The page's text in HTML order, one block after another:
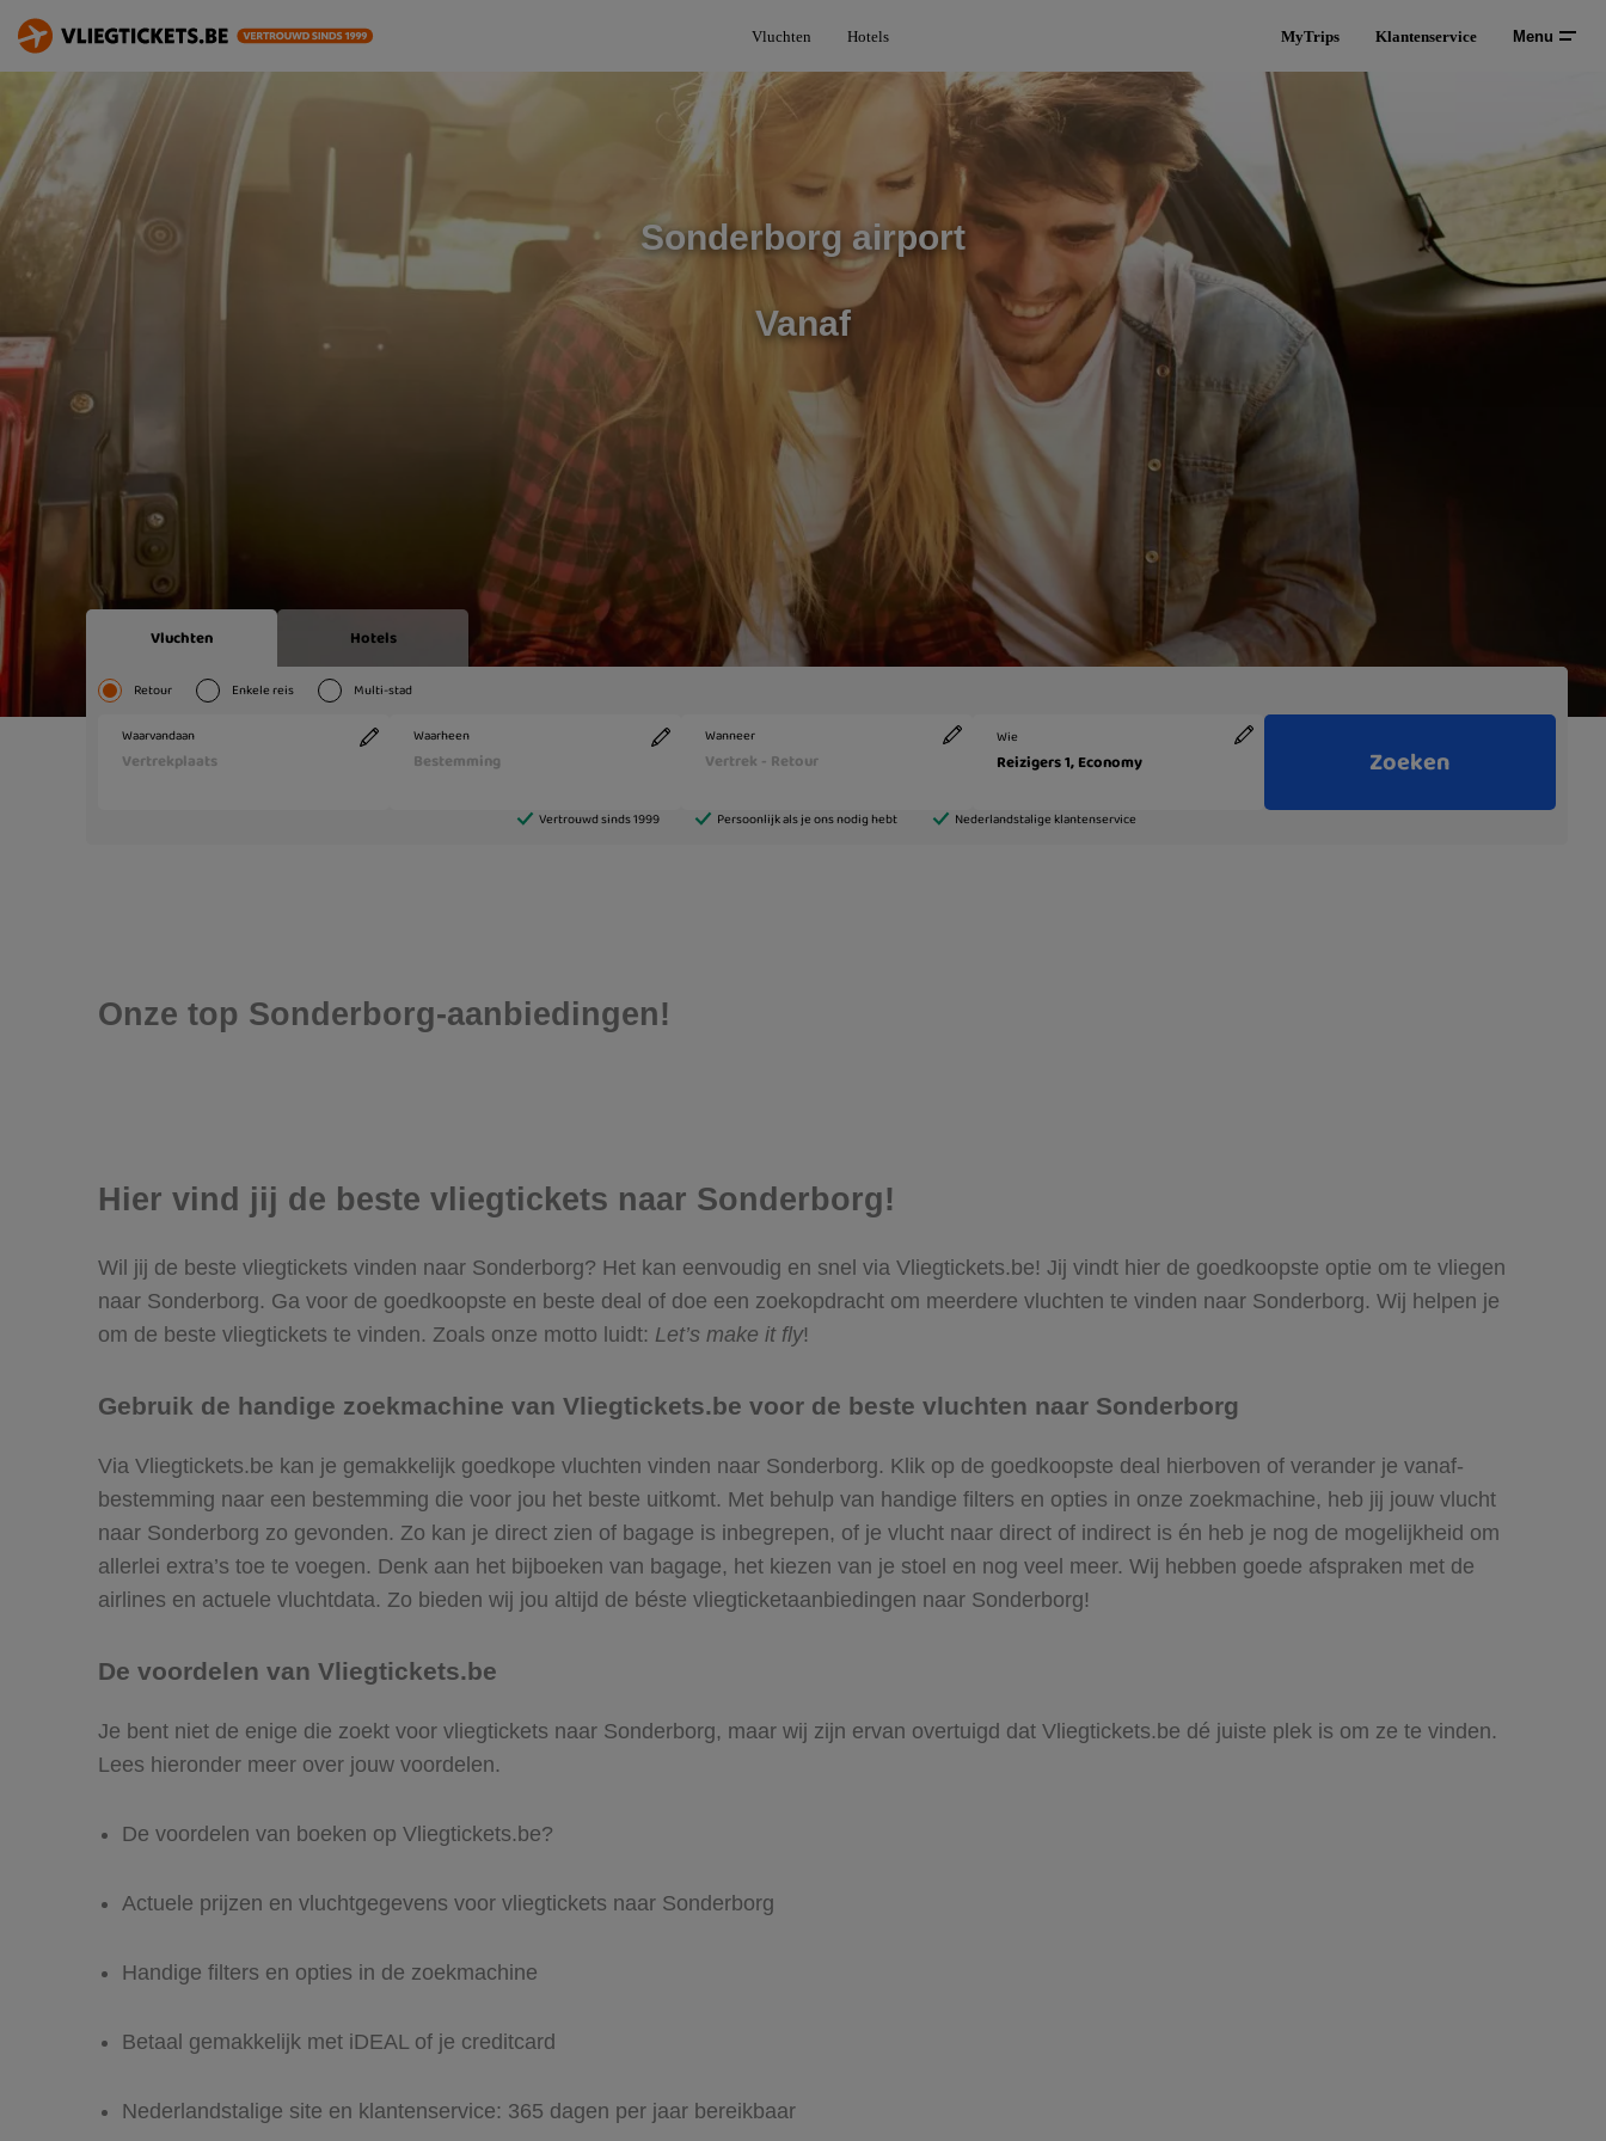
Vluchten Hotels MyTrips Klantenservice Menu
Sonderborg airport
Vanaf
Onze top Sonderborg-aanbiedingen!
Hier vind jij de beste vliegtickets naar Sonderborg!
Wil jij de beste vliegtickets vinden naar Sonderborg? Het kan eenvoudig en snel via Vliegtickets.be! Jij vindt hier de goedkoopste optie om te vliegen
naar Sonderborg. Ga voor de goedkoopste en beste deal of doe een zoekopdracht om meerdere vluchten te vinden naar Sonderborg. Wij helpen je
om de beste vliegtickets te vinden. Zoals onze motto luidt: Let’s make it fly!
Gebruik de handige zoekmachine van Vliegtickets.be voor de beste vluchten naar Sonderborg
Via Vliegtickets.be kan je gemakkelijk goedkope vluchten vinden naar Sonderborg. Klik op de goedkoopste deal hierboven of verander je vanaf-
bestemming naar een bestemming die voor jou het beste uitkomt. Met behulp van handige filters en opties in onze zoekmachine, heb jij jouw vlucht
naar Sonderborg zo gevonden. Zo kan je direct zien of bagage is inbegrepen, of je vlucht naar direct of indirect is én heb je nog de mogelijkheid om
allerlei extra’s toe te voegen. Denk aan het bijboeken van bagage, het kiezen van je stoel en nog veel meer. Wij hebben goede afspraken met de
airlines en actuele vluchtdata. Zo bieden wij jou altijd de béste vliegticketaanbiedingen naar Sonderborg!
De voordelen van Vliegtickets.be
Je bent niet de enige die zoekt voor vliegtickets naar Sonderborg, maar wij zijn ervan overtuigd dat Vliegtickets.be dé juiste plek is om ze te vinden.
Lees hieronder meer over jouw voordelen.
De voordelen van boeken op Vliegtickets.be?
Actuele prijzen en vluchtgegevens voor vliegtickets naar Sonderborg
Handige filters en opties in de zoekmachine
Betaal gemakkelijk met iDEAL of je creditcard
Nederlandstalige site en klantenservice: 365 dagen per jaar bereikbaar